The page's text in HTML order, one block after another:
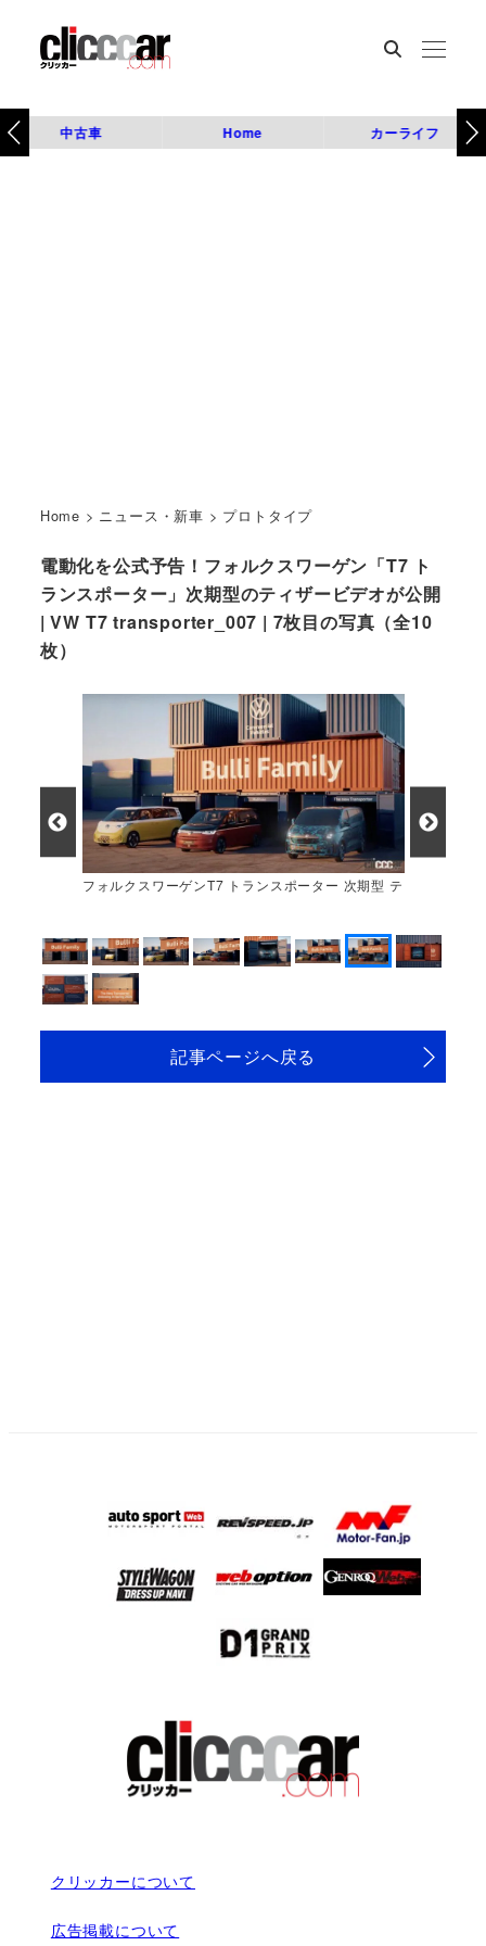
中古車 Home カーライフ
Home > ニュース・新車 > プロトタイプ
電動化を公式予告！フォルクスワーゲン「T7 ト
ランスポーター」次期型のティザービデオが公開
| VW T7 transporter_007 | 7枚目の写真（全10
枚）
フォルクスワーゲンT7 トランスポーター 次期型 テ
記事ページへ戻る
クリッカーについて
広告掲載について